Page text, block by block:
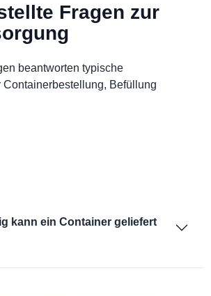
Fragen zur
beantworten typische
Containerbestellung, Befüllung
kann ein Container geliefert